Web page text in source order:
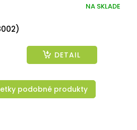
NA SKLADE
DETAIL
podobné produkty